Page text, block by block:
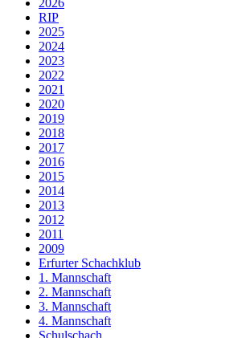
2026
RIP
2025
2024
2023
2022
2021
2020
2019
2018
2017
2016
2015
2014
2013
2012
2011
2009
Erfurter Schachklub
1. Mannschaft
2. Mannschaft
3. Mannschaft
4. Mannschaft
Schulschach